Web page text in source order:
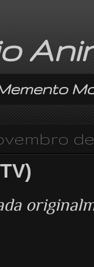
de